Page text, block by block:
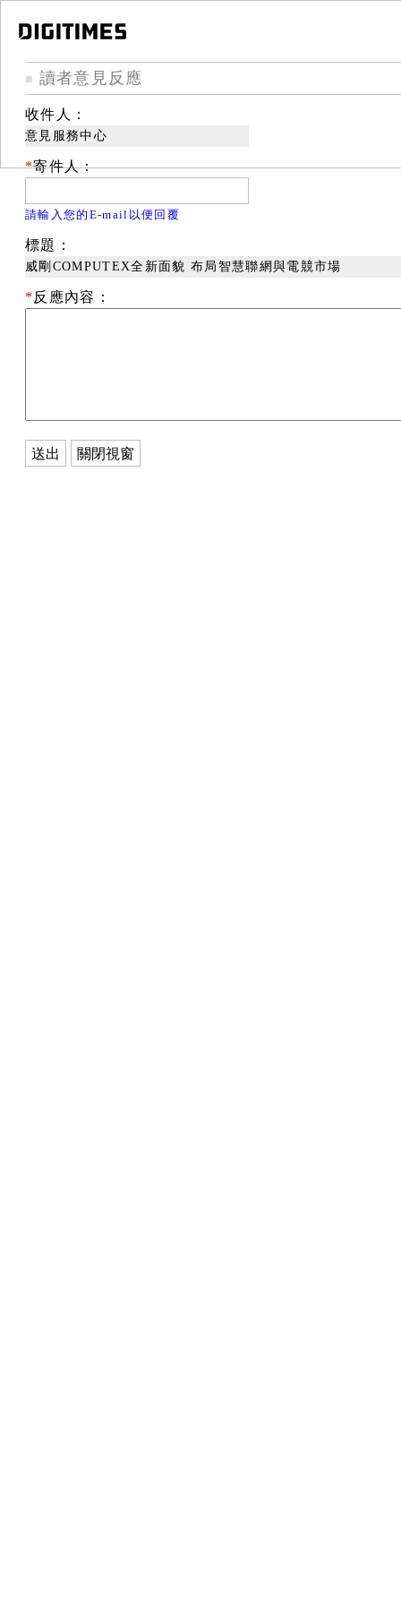
■ 讀者意見反應
收件人：
意見服務中心
*寄件人：
請輸入您的E-mail以便回覆
標題：
威剛COMPUTEX全新面貌 布局智慧聯網與電競市場
* 反應內容：